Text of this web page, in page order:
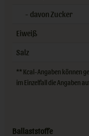
- davon Zucker
Eiweiß
Salz
** Kcal-Angaben können
im Einzelfall die Angaben
Ballaststoffe